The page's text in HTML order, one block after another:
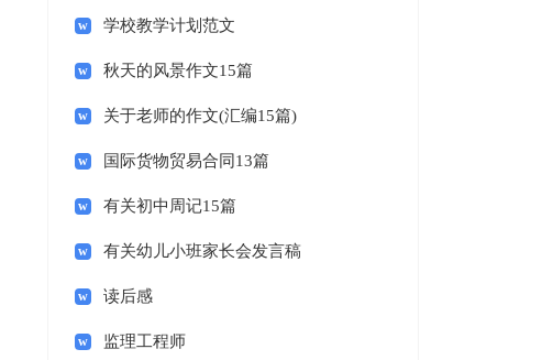
学校教学计划范文
秋天的风景作文15篇
关于老师的作文(汇编15篇)
国际货物贸易合同13篇
有关初中周记15篇
有关幼儿小班家长会发言稿
读后感
监理工程师